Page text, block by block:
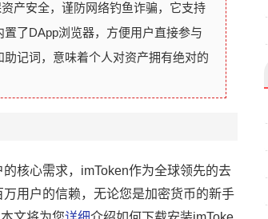
产安全，谨防网络钓鱼诈骗，它支持
了DApp浏览器，方便用户直接参与
记词，意味着个人对资产拥有绝对的
核心需求，imToken作为全球领先的去
用户的信赖，无论您是加密货币的新手